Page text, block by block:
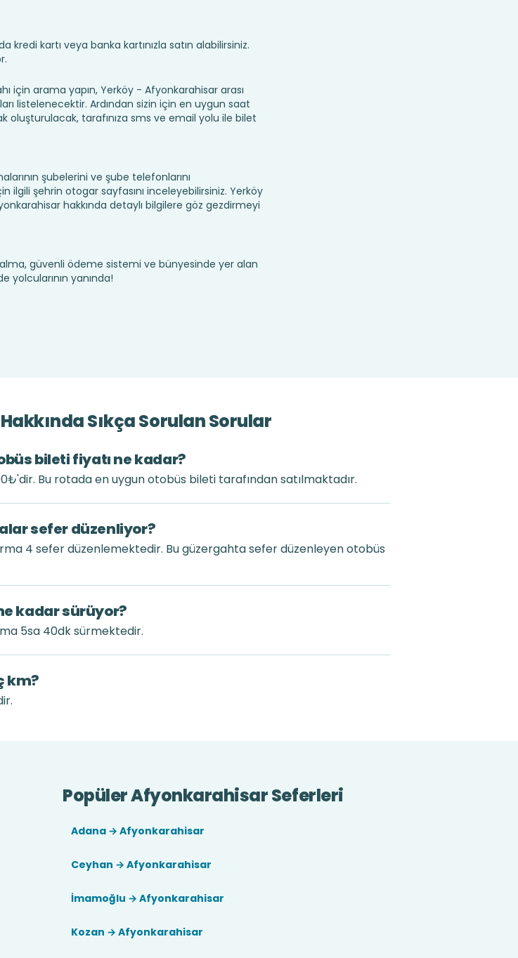
kartı veya banka kartınızla satın alabilirsiniz.
için arama yapın, Yerköy - Afyonkarahisar arası
listelenecektir. Ardından sizin için en uygun saat
oluşturulacak, tarafınıza sms ve email yolu ile bilet
şubelerini ve şube telefonlarını
ilgili şehrin otogar sayfasını inceleyebilirsiniz. Yerköy
hakkında detaylı bilgilere göz gezdirmeyi
güvenli ödeme sistemi ve bünyesinde yer alan
yolcularının yanında!
Sıkça Sorulan Sorular
bileti fiyatı ne kadar?
Bu rotada en uygun otobüs bileti tarafından satılmaktadır.
sefer düzenliyor?
4 sefer düzenlemektedir. Bu güzergahta sefer düzenleyen otobüs
kadar sürüyor?
5sa 40dk sürmektedir.
km?
Popüler Afyonkarahisar Seferleri
Adana → Afyonkarahisar
Ceyhan → Afyonkarahisar
İmamoğlu → Afyonkarahisar
Kozan → Afyonkarahisar